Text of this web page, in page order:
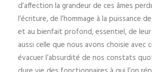
d’affection la grandeur de ces âmes
l’écriture, de l’hommage à la puissance
et au bienfait profond, essentiel, de leur
aussi celle que nous avons choisie avec
évacuer l’absurdité de nos constats